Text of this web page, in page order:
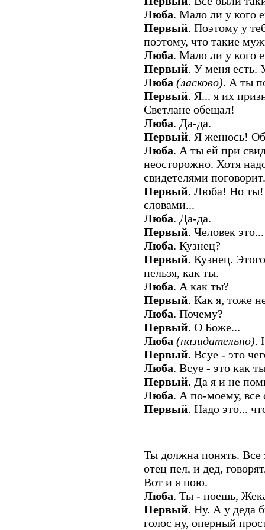
Люба. Мало ли у кого
Первый. Поэтому у
поэтому, что такие
Люба. Мало ли у кого
Первый. У меня есть.
Люба (ласково). А ты
Первый. Я... я их
Светлане обещал!
Люба. Да-да.
Первый. Я женюсь!
Люба. А ты ей при
неосторожно. Хотя
свидетелями поговорит.
Первый. Люба! Но ты!
словами...
Люба. Да-да.
Первый. Человек
Люба. Кузнец?
Первый. Кузнец.
нельзя, как ты.
Люба. А как ты?
Первый. Как я, тоже
Люба. Почему?
Первый. О Боже...
Люба (назидательно).
Первый. Всуе - это
Люба. Всуе - это как
Первый. Да я и не
Люба. А по-моему, все
Первый. Надо это...
Ты должна понять. Все
отец пел, и дед,
Вот и я пою.
Люба. Ты - поешь,
Первый. Ну. А у деда
голос ну, оперный